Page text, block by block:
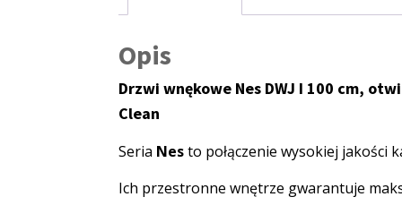
Opis
Drzwi wnękowe Nes DWJ I 100 cm,
Clean
Seria Nesto połączenie wysokiej jakości
Ich przestronne wnętrze gwarantuje